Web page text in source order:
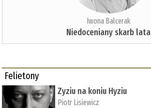
Iwona Balcerak
Niedoceniany skarb lata
Felietony
Zyziu na koniu Hyziu
Piotr Lisiewicz